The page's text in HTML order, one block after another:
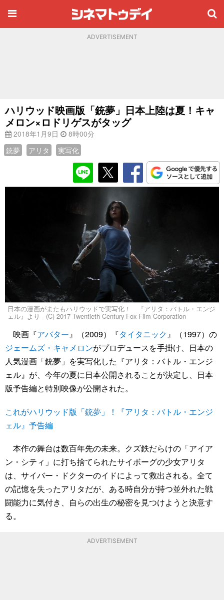
ADVERTISEMENT
ハリウッド映画版「銃夢」日本上陸は夏！キャ
メロン×ロドリゲスがタッグ
2018年1月9日
8時00分
銃夢
アリタ 実写化
日本の漫画がまたもハリウッドで実写化！ 『アリタ：バトル・エンジ
ェル』より - (C) 2017 Twentieth Century Fox Film Corporation
映画『アバター』（2009）『タイタニック』（1997）の
ジェームズ・キャメロンがプロデュースを手掛け、日本の
人気漫画「銃夢」を実写化した『アリタ：バトル・エンジ
ェル』が、今年の夏に日本公開されることが決定し、日本
版予告編と特別映像が公開された。
これがハリウッド版「銃夢」！『アリタ：バトル・エンジ
ェル』予告編
本作の舞台は数百年先の未来。クズ鉄だらけの「アイア
ン・シティ」に打ち捨てられたサイボーグの少女アリタ
は、サイバー・ドクターのイドによって救出される。全て
の記憶を失ったアリタだが、ある時自分が持つ並外れた戦
闘能力に気付き、自らの出生の秘密を見つけようと決意す
る。
ADVERTISEMENT